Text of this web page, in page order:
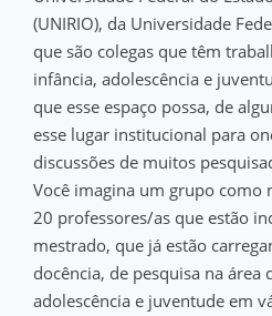
(UNIRIO), da Universidade
que são colegas que têm
infância, adolescência e
que esse espaço possa, de
esse lugar institucional para
discussões de muitos
Você imagina um grupo como
20 professores/as que estão
mestrado, que já estão
docência, de pesquisa na área
adolescência e juventude em